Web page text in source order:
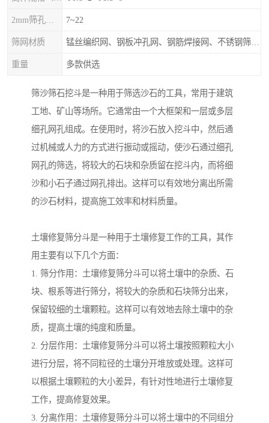
7~22
筛网材质
重量 多款供选
筛沙筛石挖斗是一种用于筛选沙石的工具，常用于建筑
工地、矿山等场所。它通常由一个大框架和一层或多层
细孔网孔组成。在使用时，将沙石放入挖斗中，然后通
过机械或人力的方式进行振动或摇动，使沙石通过细孔
网孔的筛选，将较大的石块和杂质留在挖斗内，而将细
沙和小石子通过网孔排出。这样可以有效地分离出所需
的沙石材料，提高施工效率和材料质量。
土壤修复筛分斗是一种用于土壤修复工作的工具，其作
用主要有以下几个方面：
1. 筛分作用：土壤修复筛分斗可以将土壤中的杂质、石
块、根系等进行筛分，将较大的杂质和石块筛分出来，
保留较细的土壤颗粒。这样可以有效地去除土壤中的杂
质，提高土壤的纯度和质量。
2. 分层作用：土壤修复筛分斗可以将土壤按照颗粒大小
进行分层，将不同粒径的土壤分开堆放或处理。这样可
以根据土壤颗粒的大小差异，有针对性地进行土壤修复
工作，提高修复效果。
3. 分离作用：土壤修复筛分斗可以将土壤中的不同组分